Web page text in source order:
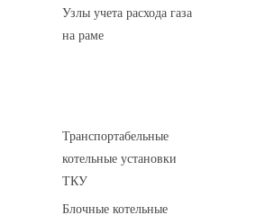
Узлы учета расхода газа
на раме
Транспортабельные
котельные установки
ТКУ
Блочные котельные